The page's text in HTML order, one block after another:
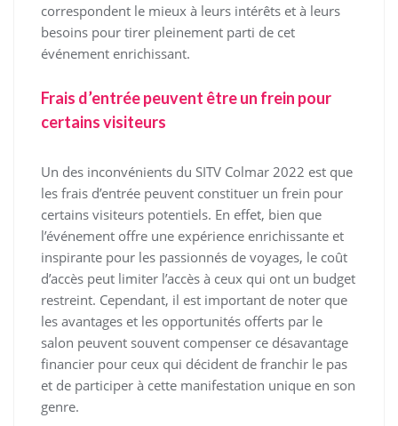
correspondent le mieux à leurs intérêts et à leurs
besoins pour tirer pleinement parti de cet
événement enrichissant.
Frais d’entrée peuvent être un frein pour
certains visiteurs
Un des inconvénients du SITV Colmar 2022 est que
les frais d’entrée peuvent constituer un frein pour
certains visiteurs potentiels. En effet, bien que
l’événement offre une expérience enrichissante et
inspirante pour les passionnés de voyages, le coût
d’accès peut limiter l’accès à ceux qui ont un budget
restreint. Cependant, il est important de noter que
les avantages et les opportunités offerts par le
salon peuvent souvent compenser ce désavantage
financier pour ceux qui décident de franchir le pas
et de participer à cette manifestation unique en son
genre.